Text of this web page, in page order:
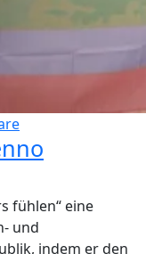
fühlen“ eine
und
indem er den